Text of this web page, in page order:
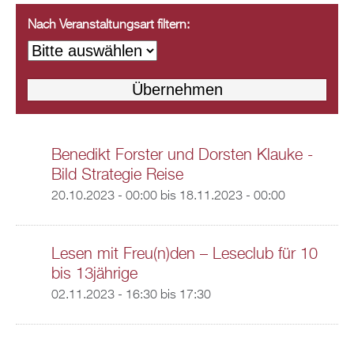
Nach Veranstaltungsart filtern:
Benedikt Forster und Dorsten Klauke -
Bild Strategie Reise
20.10.2023 - 00:00bis 18.11.2023 - 00:00
Lesen mit Freu(n)den – Leseclub für 10
bis 13jährige
02.11.2023 - 16:30bis 17:30